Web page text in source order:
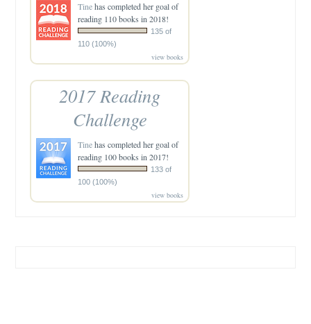
Tinehas completed her goal of
reading 110 books in 2018!
135 of
110 (100%)
view books
2017 Reading
Challenge
Tinehas completed her goal of
reading 100 books in 2017!
133 of
100 (100%)
view books